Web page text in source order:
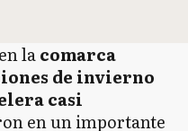
en lacomarca
de invierno
casi
en un importante